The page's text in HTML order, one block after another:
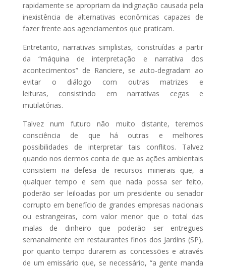
rapidamente se apropriam da indignação causada pela
inexistência de alternativas econômicas capazes de
fazer frente aos agenciamentos que praticam.
Entretanto, narrativas simplistas, construídas a partir
da “máquina de interpretação e narrativa dos
acontecimentos” de Ranciere, se auto-degradam ao
evitar o diálogo com outras matrizes e
leituras, consistindo em narrativas cegas e
mutilatórias.
Talvez num futuro não muito distante, teremos
consciência de que há outras e melhores
possibilidades de interpretar tais conflitos. Talvez
quando nos dermos conta de que as ações ambientais
consistem na defesa de recursos minerais que, a
qualquer tempo e sem que nada possa ser feito,
poderão ser leiloadas por um presidente ou senador
corrupto em benefício de grandes empresas nacionais
ou estrangeiras, com valor menor que o total das
malas de dinheiro que poderão ser entregues
semanalmente em restaurantes finos dos Jardins (SP),
por quanto tempo durarem as concessões e através
de um emissário que, se necessário, “a gente manda